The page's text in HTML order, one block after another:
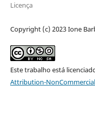
Licença
Copyright (c) 2023 Ione
Este trabalho está
Attribution-